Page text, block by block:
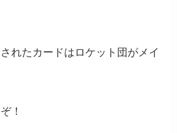
れたカードはロケット団がメイ
！